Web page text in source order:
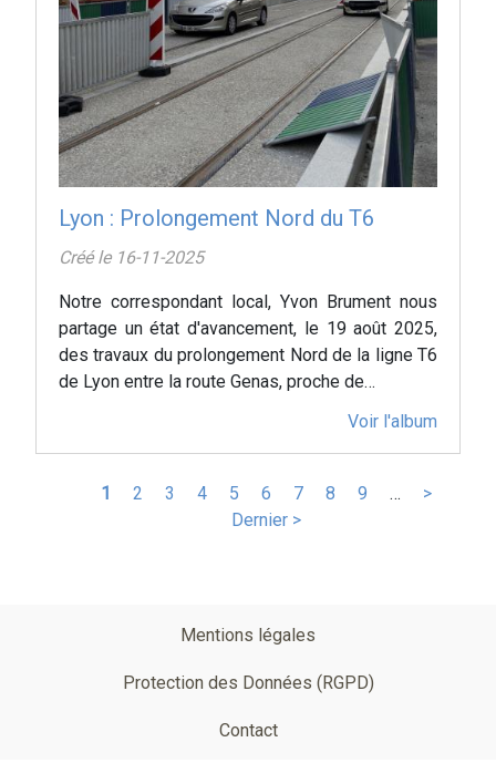
Lyon : Prolongement Nord du T6
Créé le 16-11-2025
Notre correspondant local, Yvon Brument nous
partage un état d'avancement, le 19 août 2025,
des travaux du prolongement Nord de la ligne T6
de Lyon entre la route Genas, proche de…
Voir l'album
Pagination
Page
1 Page
2 Page
3 Page
4 Page
5 Page
6 Page
7 Page
8 Page
9 …
Page
>
Dernier >
Mentions légales
Protection des Données (RGPD)
Contact